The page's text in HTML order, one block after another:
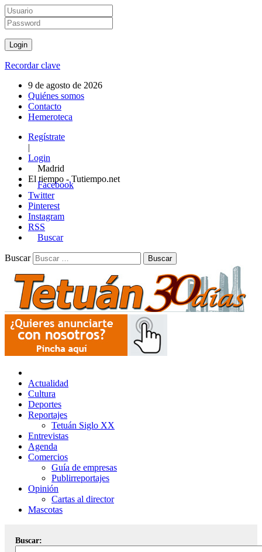
Recordar clave
9 de agosto de 2026
Quiénes somos
Contacto
Hemeroteca
Regístrate
|
Login
Madrid
El tiempo - Tutiempo.net
Facebook
Twitter
Pinterest
Instagram
RSS
Buscar
Buscar
Actualidad
Cultura
Deportes
Reportajes
Tetuán Siglo XX
Entrevistas
Agenda
Comercios
Guía de empresas
Publirreportajes
Opinión
Cartas al director
Mascotas
Buscar: